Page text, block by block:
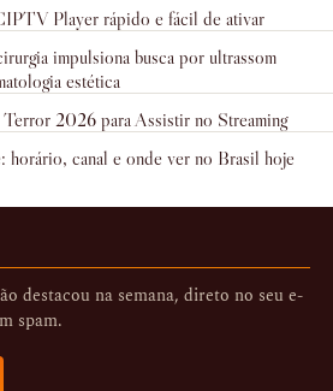
Player rápido e fácil de ativar
impulsiona busca por ultrassom
estética
2026 para Assistir no Streaming
horário, canal e onde ver no Brasil hoje
destacou na semana, direto no seu e-
spam.